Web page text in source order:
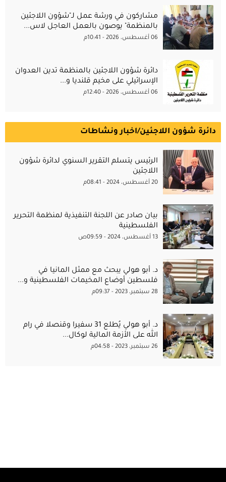
مشاركون في ورشة عمل لـ"شؤون اللاجئين
بالمنظمة" يوصون بالعمل العاجل لاس...
06 أغسطس، 2026 - 10:41م
دائرة شؤون اللاجئين بالمنظمة تدين العدوان
الإسرائيلي على مخيم قلنديا و...
06 أغسطس، 2026 - 12:40م
دائرة شؤون اللاجئين/اخبار ونشاطات
الرئيس يتسلم التقرير السنوي لدائرة شؤون
اللاجئين
20 أغسطس، 2024 - 08:41م
بيان صادر عن اللجنة التنفيذية لمنظمة التحرير
الفلسطينية
13 أغسطس، 2024 - 09:59ص
د. أبو هولي يبحث مع ممثل المانيا في
فلسطين أوضاع المخيمات الفلسطينية و...
28 سبتمبر، 2023 - 09:37م
د. أبو هولي يُطلع 31 سفيرا وقنصلا في رام
الله على الأزمة المالية لوكال...
26 سبتمبر، 2023 - 04:58م